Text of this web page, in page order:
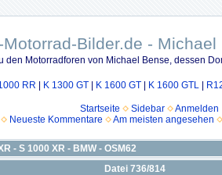
Motorrad-Bilder.de - Michael
den Motorradforen von Michael Bense, dessen
RR K 1300 GT K 1600 GT K 1600 GTL
Startseite Sidebar
Anmelden
Neueste Kommentare Am meisten angesehen
- S 1000 XR - BMW - OSM62
Datei 736/814